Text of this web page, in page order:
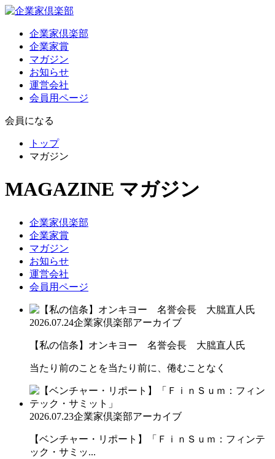
企業家倶楽部
企業家賞
マガジン
お知らせ
運営会社
会員用ページ
会員になる
トップ
マガジン
MAGAZINE マガジン
企業家倶楽部
企業家賞
マガジン
お知らせ
運営会社
会員用ページ
2026.07.24企業家倶楽部アーカイブ
【私の信条】オンキヨー 名誉会長 大朏直人氏
当たり前のことを当たり前に、倦むことなく
2026.07.23企業家倶楽部アーカイブ
【ベンチャー・リポート】「ＦｉｎＳｕｍ：フィンテ
ック・サミッ...